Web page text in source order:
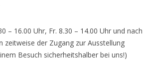
– 16.00 Uhr, Fr. 8.30 – 14.00 Uhr und nach
zeitweise der Zugang zur Ausstellung
Besuch sicherheitshalber bei uns!)